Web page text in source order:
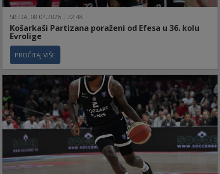
SREDA, 08.04.2026 | 22:48
Košarkaši Partizana poraženi od Efesa u 36. kolu
Evrolige
PROČITAJ VIŠE